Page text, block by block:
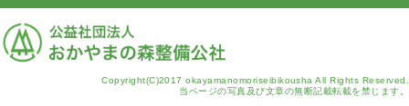
Copyright(C)2017 okayamanomoriseibikousha All Rights Reserved.
当ページの写真及び文章の無断記載転載を禁じます。